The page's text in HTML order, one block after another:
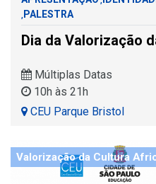
, PALESTRA
Dia da Valorização
Múltiplas Datas
10h às 21h
CEU Parque Bristol
Valorização da Cultura